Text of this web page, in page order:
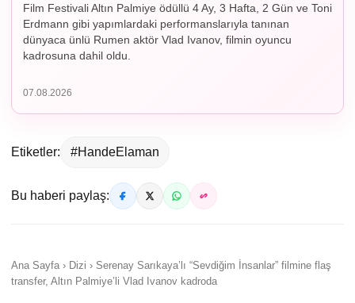
Film Festivali Altın Palmiye ödüllü 4 Ay, 3 Hafta, 2 Gün ve Toni
Erdmann gibi yapımlardaki performanslarıyla tanınan
dünyaca ünlü Rumen aktör Vlad Ivanov, filmin oyuncu
kadrosuna dahil oldu.
07.08.2026
Etiketler: #HandeElaman
Bu haberi paylaş:
Ana Sayfa › Dizi › Serenay Sarıkaya’lı “Sevdiğim İnsanlar” filmine flaş
transfer, Altın Palmiye’li Vlad Ivanov kadroda